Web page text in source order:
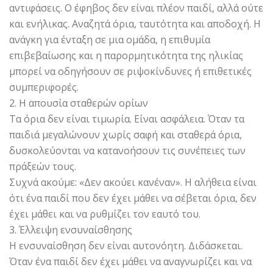
αντιφάσεις. Ο έφηβος δεν είναι πλέον παιδί, αλλά ούτε
και ενήλικας. Αναζητά όρια, ταυτότητα και αποδοχή. Η
ανάγκη για ένταξη σε μια ομάδα, η επιθυμία
επιβεβαίωσης και η παρορμητικότητα της ηλικίας
μπορεί να οδηγήσουν σε ριψοκίνδυνες ή επιθετικές
συμπεριφορές.
2. Η απουσία σταθερών ορίων
Τα όρια δεν είναι τιμωρία. Είναι ασφάλεια. Όταν τα
παιδιά μεγαλώνουν χωρίς σαφή και σταθερά όρια,
δυσκολεύονται να κατανοήσουν τις συνέπειες των
πράξεών τους.
Συχνά ακούμε: «Δεν ακούει κανέναν». Η αλήθεια είναι
ότι ένα παιδί που δεν έχει μάθει να σέβεται όρια, δεν
έχει μάθει και να ρυθμίζει τον εαυτό του.
3. Έλλειψη ενσυναίσθησης
Η ενσυναίσθηση δεν είναι αυτονόητη. Διδάσκεται.
Όταν ένα παιδί δεν έχει μάθει να αναγνωρίζει και να